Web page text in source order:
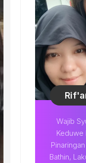
Wajib
Keduwe
Bathin,